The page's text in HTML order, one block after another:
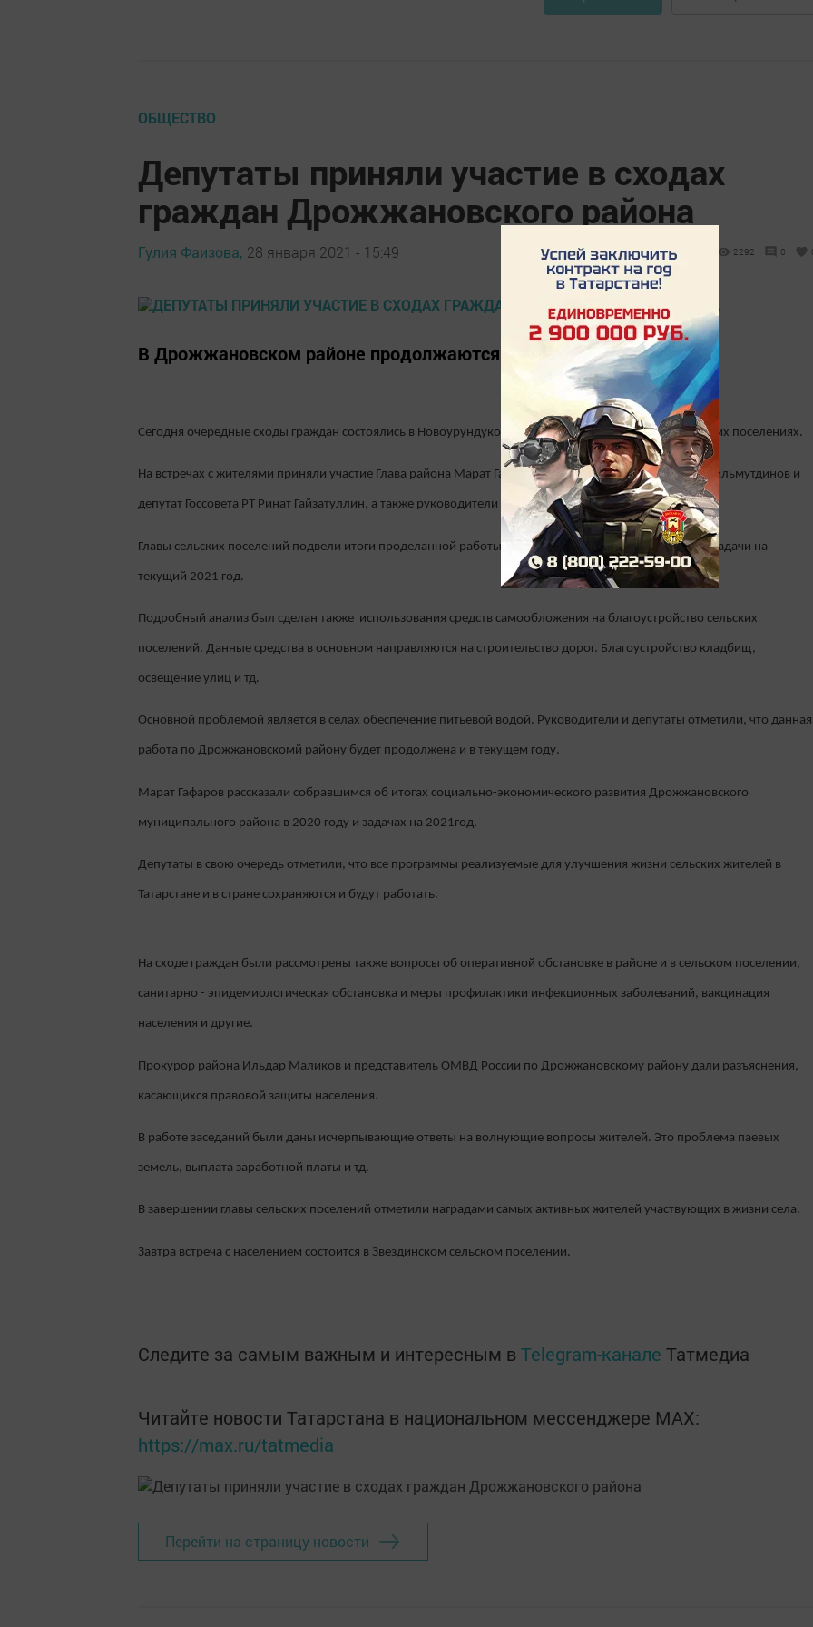
ОБЩЕСТВО
Депутаты приняли участие в сходах
граждан Дрожжановского района
Гулия Фаизова, 28 января 2021 - 15:49 2292 0
В Дрожжановском районе продолжаются встречи с населением
Сегодня очередные сходы граждан состоялись в Новоурундуковском и Старошаймурзинском сельских поселениях.
На встречах с жителями приняли участие Глава района Марат Гафаров, депутат Госдумы РФ Ильдар Гильмутдинов и
депутат Госсовета РТ Ринат Гайзатуллин, а также руководители организаций и предприятий района.
Главы сельских поселений подвели итоги проделанной работы на местах за 2020 год и обозначили задачи на
текущий 2021 год.
Подробный анализ был сделан также использования средств самообложения на благоустройство сельских
поселений. Данные средства в основном направляются на строительство дорог. Благоустройство кладбищ,
освещение улиц и тд.
Основной проблемой является в селах обеспечение питьевой водой. Руководители и депутаты отметили, что данная
работа по Дрожжановскомй району будет продолжена и в текущем году.
Марат Гафаров рассказали собравшимся об итогах социально-экономического развития Дрожжановского
муниципального района в 2020 году и задачах на 2021год.
Депутаты в свою очередь отметили, что все программы реализуемые для улучшения жизни сельских жителей в
Татарстане и в стране сохраняются и будут работать.
На сходе граждан были рассмотрены также вопросы об оперативной обстановке в районе и в сельском поселении,
санитарно - эпидемиологическая обстановка и меры профилактики инфекционных заболеваний, вакцинация
населения и другие.
Прокурор района Ильдар Маликов и представитель ОМВД России по Дрожжановскому району дали разъяснения,
касающихся правовой защиты населения.
В работе заседаний были даны исчерпывающие ответы на волнующие вопросы жителей. Это проблема паевых
земель, выплата заработной платы и тд.
В завершении главы сельских поселений отметили наградами самых активных жителей участвующих в жизни села.
Завтра встреча с населением состоится в Звездинском сельском поселении.
Следите за самым важным и интересным в Telegram-канале Татмедиа
Читайте новости Татарстана в национальном мессенджере MАХ:
https://max.ru/tatmedia
Перейти на страницу новости